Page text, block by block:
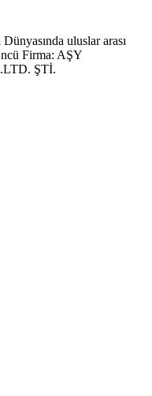
uluslar arası
Firma: AŞY
ŞTİ.